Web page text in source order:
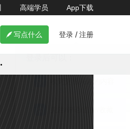
高端学员 App下载
 写点什么 登录 / 注册